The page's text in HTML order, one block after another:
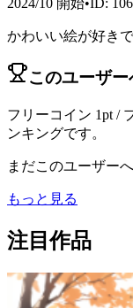
かわいい絵が好きで
このユーザ
フリーコイン 1pt /
ンキングです。
まだこのユーザー
もっと見る
注目作品